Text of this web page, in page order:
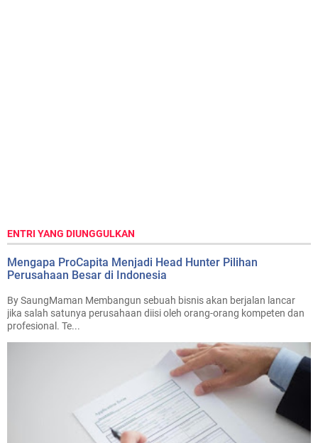
ENTRI YANG DIUNGGULKAN
Mengapa ProCapita Menjadi Head Hunter Pilihan
Perusahaan Besar di Indonesia
By SaungMaman Membangun sebuah bisnis akan berjalan lancar
jika salah satunya perusahaan diisi oleh orang-orang kompeten dan
profesional. Te...